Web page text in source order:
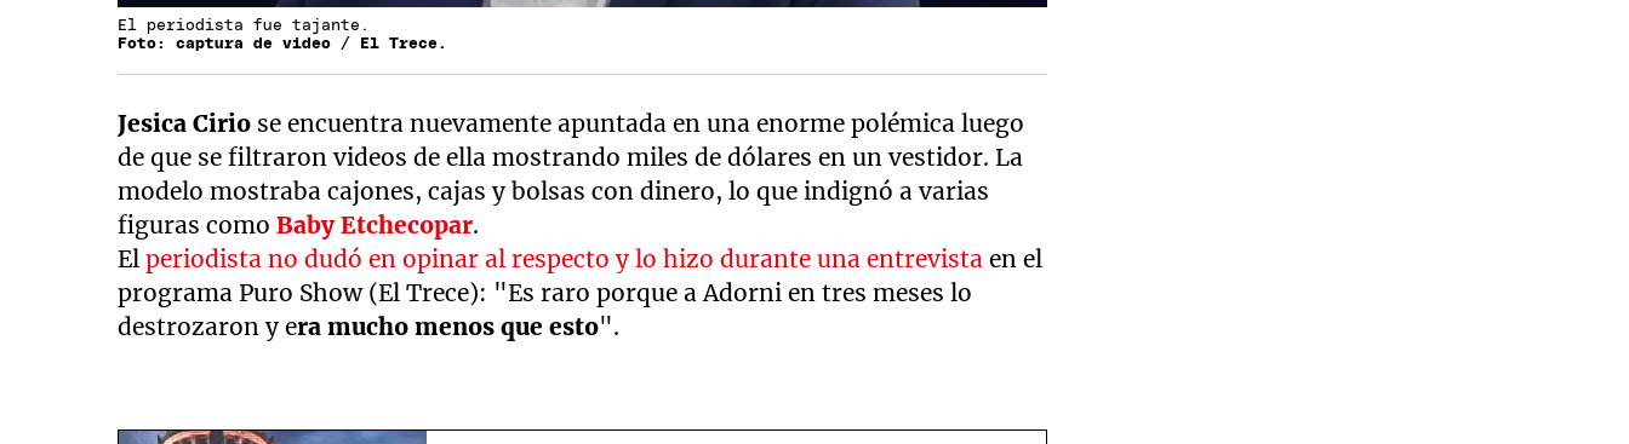
El periodista fue tajante.
Foto: captura de video / El Trece.
Jesica Cirio se encuentra nuevamente apuntada en una enorme polémica luego
de que se filtraron videos de ella mostrando miles de dólares en un vestidor. La
modelo mostraba cajones, cajas y bolsas con dinero, lo que indignó a varias
figuras comoBaby Etchecopar.
Elperiodista no dudó en opinar al respecto y lo hizo durante una entrevista en el
programa Puro Show (El Trece): "Es raro porque a Adorni en tres meses lo
destrozaron y era mucho menos que esto".